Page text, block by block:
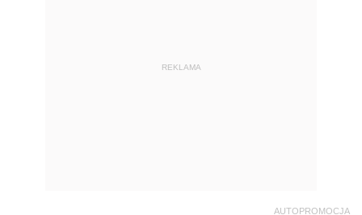
REKLAMA
AUTOPROMOCJA